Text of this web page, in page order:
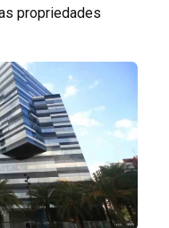
propriedades